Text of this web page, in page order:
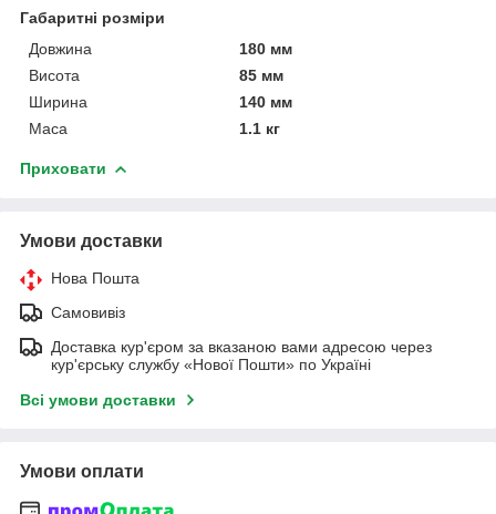
Габаритні розміри
Довжина
180 мм
Висота
85 мм
Ширина
140 мм
Маса
1.1 кг
Приховати
Умови доставки
Нова Пошта
Самовивіз
Доставка кур'єром за вказаною вами адресою через
кур'єрську службу «Нової Пошти» по Україні
Всі умови доставки
Умови оплати